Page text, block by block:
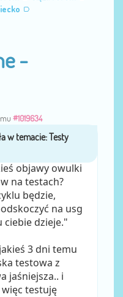
-
#1019634
objawy owulki
na testach?
będzie,
na usg
ciebie dzieje."
3 dni temu
testowa z
jaśniejsza.. i
testuję